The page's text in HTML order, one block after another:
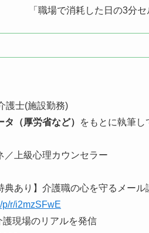
「職場で消耗した日の3分
護士(施設勤務)
タ（厚労省など）
をもとに執筆し
／上級心理カウンセラー
典あり】介護職の心を守るメール
p/r/i2mzSFwE
護現場のリアルを発信